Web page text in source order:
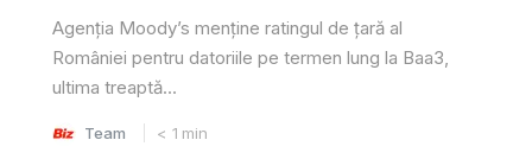
Agenția Moody’s menține ratingul de țară al
României pentru datoriile pe termen lung la Baa3,
ultima treaptă...
Team < 1 min